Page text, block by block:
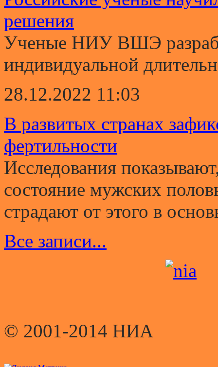
решения
Ученые НИУ ВШЭ
индивидуальной
28.12.2022 11:03
В развитых странах
фертильности
Исследования
состояние мужских
страдают от этого в
Все записи...
© 2001-2014 НИА